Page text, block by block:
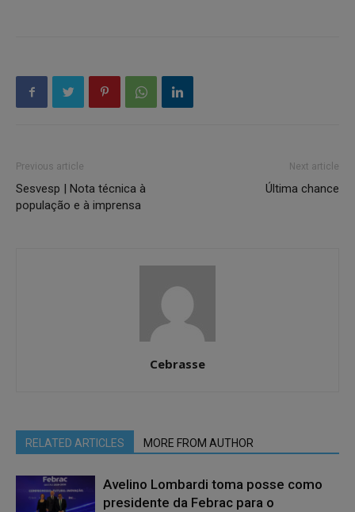
Previous article
Sesvesp | Nota técnica à
população e à imprensa
Next article
Última chance
Cebrasse
RELATED ARTICLES MORE FROM AUTHOR
Avelino Lombardi toma posse como
presidente da Febrac para o